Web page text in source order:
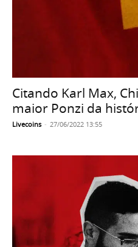
Citando Karl Max,
maior Ponzi da
Livecoins - 27/06/2022 13:55